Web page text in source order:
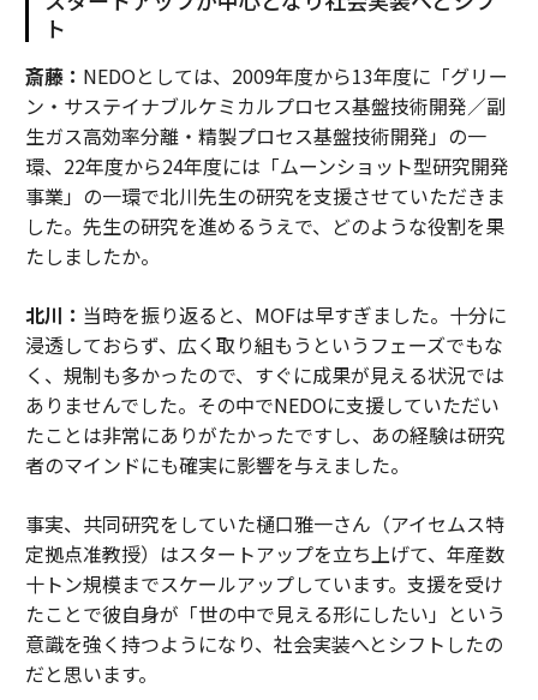
ト
斎藤： NEDOとしては、2009年度から13年度に「グリー
ン・サステイナブルケミカルプロセス基盤技術開発／副
生ガス高効率分離・精製プロセス基盤技術開発」の一
環、22年度から24年度には「ムーンショット型研究開発
事業」の一環で北川先生の研究を支援させていただきま
した。先生の研究を進めるうえで、どのような役割を果
たしましたか。
北川： 当時を振り返ると、MOFは早すぎました。十分に
浸透しておらず、広く取り組もうというフェーズでもな
く、規制も多かったので、すぐに成果が見える状況では
ありませんでした。その中でNEDOに支援していただい
たことは非常にありがたかったですし、あの経験は研究
者のマインドにも確実に影響を与えました。
事実、共同研究をしていた樋口雅一さん（アイセムス特
定拠点准教授）はスタートアップを立ち上げて、年産数
十トン規模までスケールアップしています。支援を受け
たことで彼自身が「世の中で見える形にしたい」という
意識を強く持つようになり、社会実装へとシフトしたの
だと思います。